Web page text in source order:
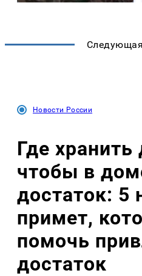
Новости России
Где хранить
чтобы в
достаток: 5
примет,
помочь
достаток